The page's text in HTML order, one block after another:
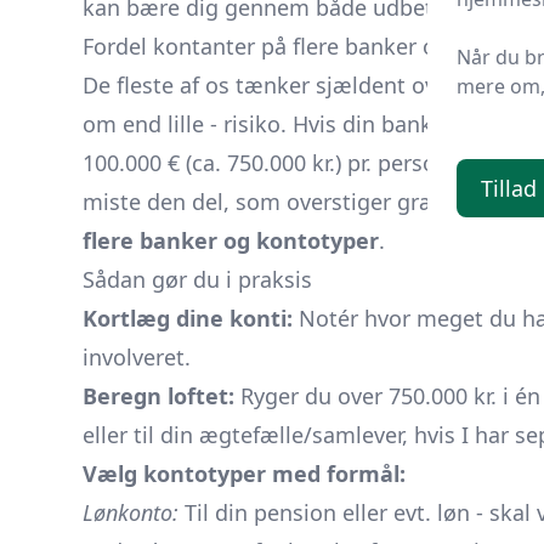
kan bære dig gennem både udbetalinger,
Fordel kontanter på flere banker og
De fleste af os tænker sjældent over, at
om end lille - risiko. Hvis din bank går
100.000 € (ca. 750.000 kr.) pr. person pr.
miste den del, som overstiger grænsen.
flere banker og kontotyper.
Sådan gør du i praksis
Kortlæg dine konti: Notér hvor meget du
involveret.
Beregn loftet: Ryger du over 750.000 kr. i
eller til din ægtefælle/samlever, hvis I har
Vælg kontotyper med formål:
Lønkonto: Til din pension eller evt. løn -
Når du
mere
Tillad